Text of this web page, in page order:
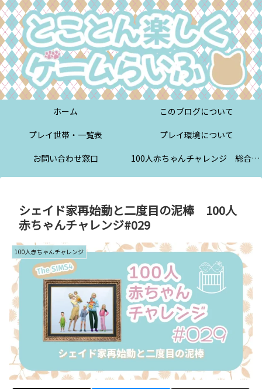
ホーム
このブログについて
プレイ世帯・一覧表
プレイ環境について
お問い合わせ窓口
100人赤ちゃんチャレンジ 総合案内
シェイド家再始動と二度目の泥棒 100人
赤ちゃんチャレンジ#029
100人赤ちゃんチャレンジ